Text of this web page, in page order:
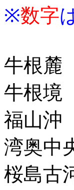
※数字
牛根麓
牛根境
福山沖
湾奥中
桜島古